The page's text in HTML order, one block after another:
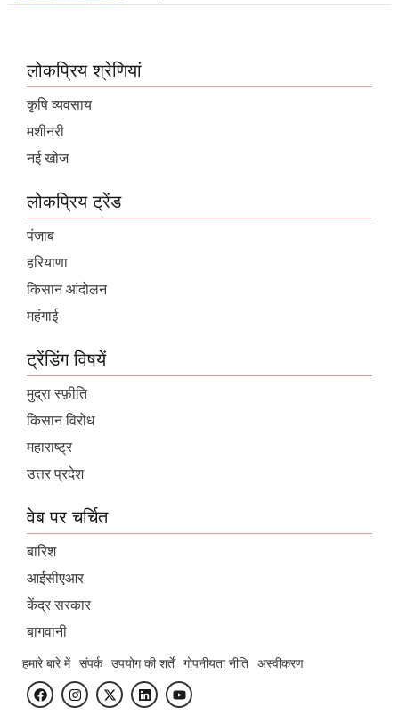
लोकप्रिय श्रेणियां
कृषि व्यवसाय
मशीनरी
नई खोज
लोकप्रिय ट्रेंड
पंजाब
हरियाणा
किसान आंदोलन
महंगाई
ट्रेंडिंग विषयें
मुद्रा स्फ़ीति
किसान विरोध
महाराष्ट्र
उत्तर प्रदेश
वेब पर चर्चित
बारिश
आईसीएआर
केंद्र सरकार
बागवानी
हमारे बारे में संपर्क उपयोग की शर्तें गोपनीयता नीति अस्वीकरण